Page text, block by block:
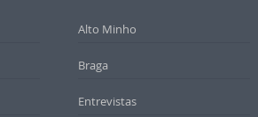
Alto Minho
Braga
Entrevistas